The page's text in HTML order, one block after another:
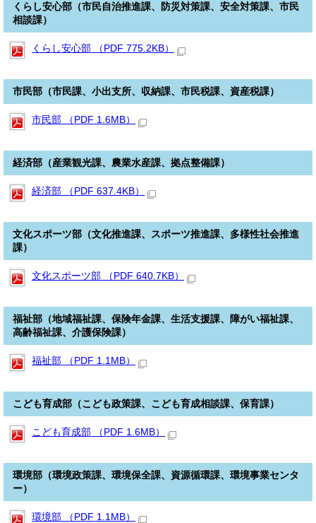
くらし安心部（市民自治推進課、防災対策課、安全対策課、市民
相談課）
くらし安心部 （PDF 775.2KB）
市民部（市民課、小出支所、収納課、市民税課、資産税課）
市民部 （PDF 1.6MB）
経済部（産業観光課、農業水産課、拠点整備課）
経済部 （PDF 637.4KB）
文化スポーツ部（文化推進課、スポーツ推進課、多様性社会推進
課）
文化スポーツ部 （PDF 640.7KB）
福祉部（地域福祉課、保険年金課、生活支援課、障がい福祉課、
高齢福祉課、介護保険課）
福祉部 （PDF 1.1MB）
こども育成部（こども政策課、こども育成相談課、保育課）
こども育成部 （PDF 1.6MB）
環境部（環境政策課、環境保全課、資源循環課、環境事業センタ
ー）
環境部 （PDF 1.1MB）